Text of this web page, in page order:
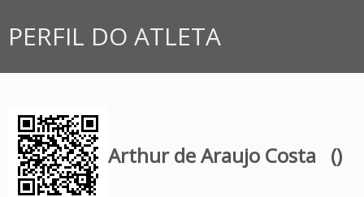
PERFIL DO ATLETA
Arthur de Araujo Costa ()